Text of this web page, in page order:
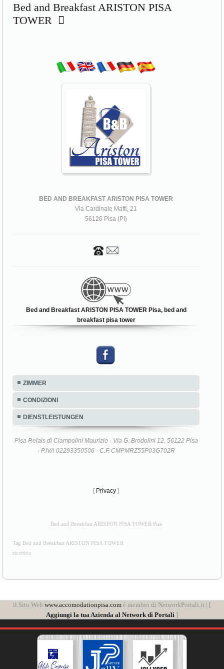
Bed and Breakfast ARISTON PISA
TOWER
BED AND BREAKFAST ARISTON PISA TOWER
Via Cardinale Maffi, 21
56126 Pisa (PI)
Bed and Breakfast ARISTON PISA TOWER Pisa, bed and
breakfast pisa tower
ZIMMER
CONDIZIONI
DIENSTLEISTUNGEN
Pisa Relais di Ciampolini Maurizio - Via G. Brodolini 12, 56122 Pisa
- P.IVA 02293350506 - C.F. CMPMRZ55P03G702R
[ Privacy ]
Bed and Breakfast ARISTON PISA TOWER Pisa
Tag Bed and Breakfast ARISTON PISA TOWER
ricettiva
il Sito Web www.accomodationpisa.com è membro di NetworkPortali.it | [
Aggiungi la tua Azienda al Network di Portali ]